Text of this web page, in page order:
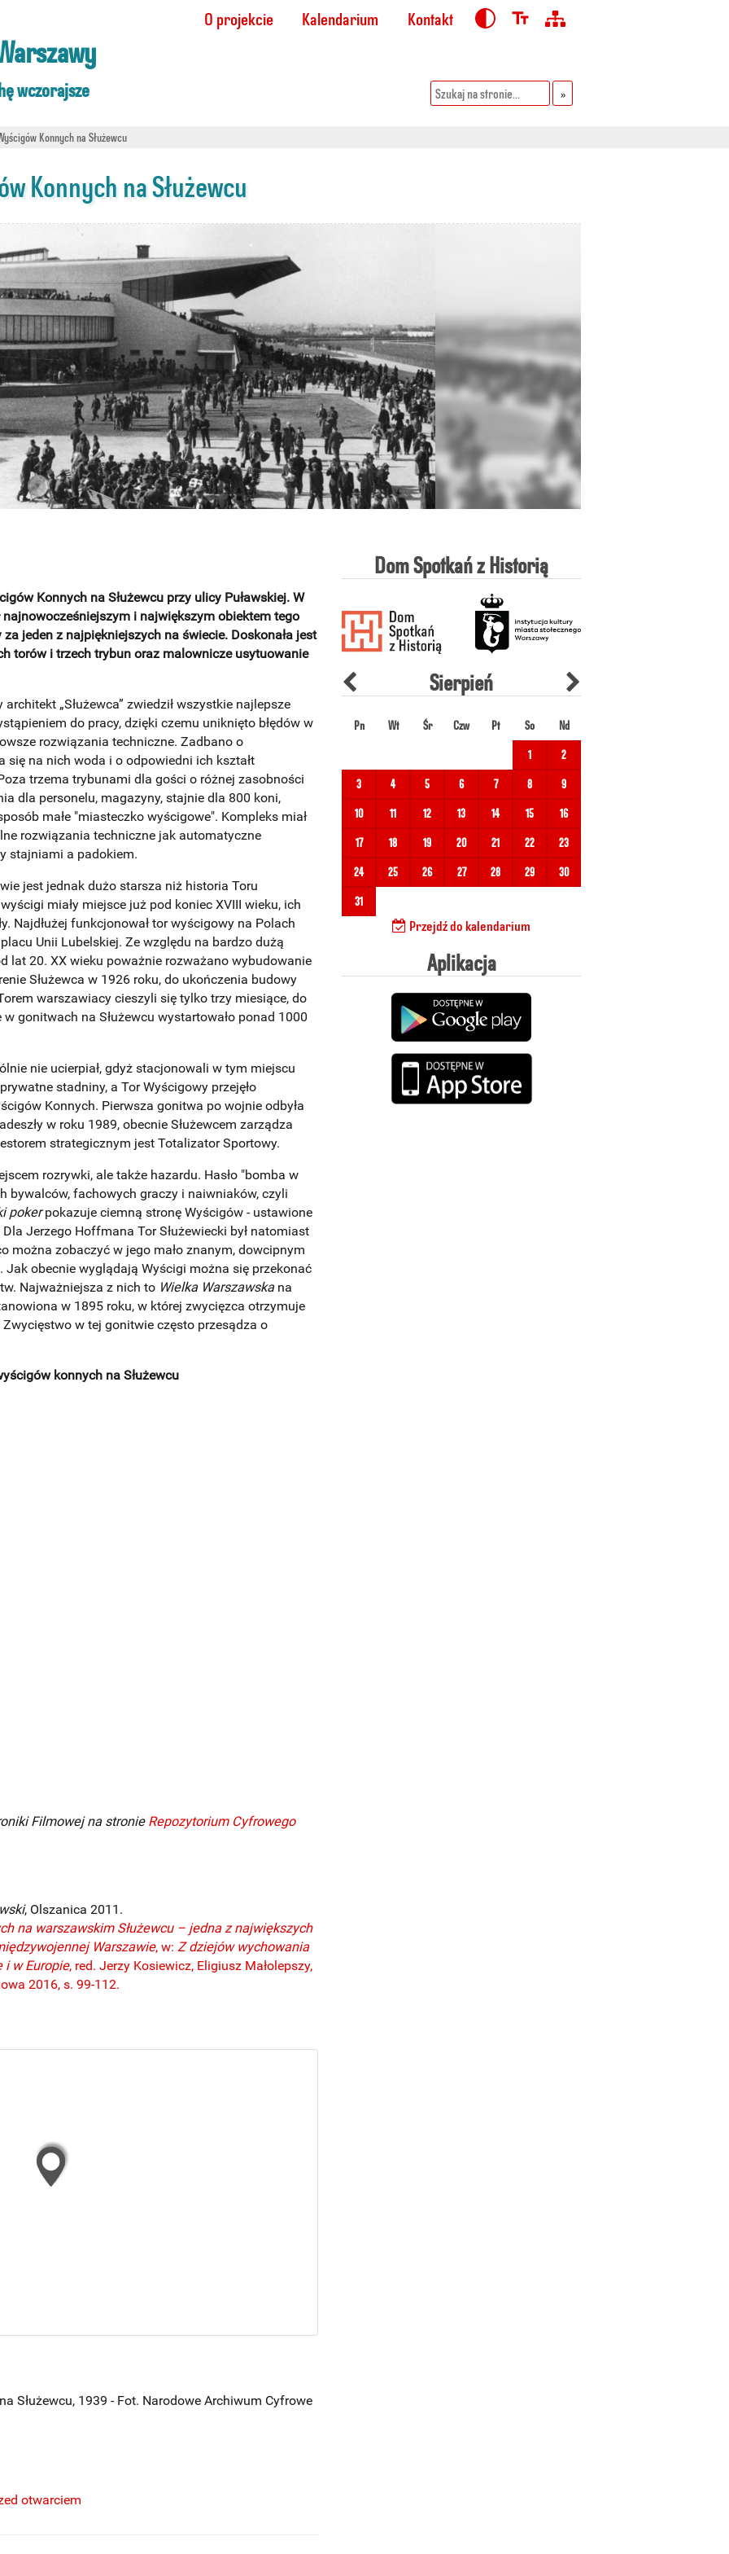
wczorajsze search submit
O projekcie Kalendarium Kontakt KontrastCzcionkaMapa
Konnych na Służewcu
Konnych na Służewcu
Konnych na Służewcu przy ulicy Puławskiej. W
najnowocześniejszym i największym obiektem tego
jeden z najpiękniejszych na świecie. Doskonała jest
torów i trzech trybun oraz malownicze usytuowanie
„Służewca” zwiedził wszystkie najlepsze
do pracy, dzięki czemu uniknięto błędów w
rozwiązania techniczne. Zadbano o
się na nich woda i o odpowiedni ich kształt
trzema trybunami dla gości o różnej zasobności
dla personelu, magazyny, stajnie dla 800 koni,
małe "miasteczko wyścigowe". Kompleks miał
rozwiązania techniczne jak automatyczne
stajniami a padokiem.
jest jednak dużo starsza niż historia Toru
miały miejsce już pod koniec XVIII wieku, ich
Najdłużej funkcjonował tor wyścigowy na Polach
Unii Lubelskiej. Ze względu na bardzo dużą
lat 20. XX wieku poważnie rozważano wybudowanie
Służewca w 1926 roku, do ukończenia budowy
warszawiacy cieszyli się tylko trzy miesiące, do
gonitwach na Służewcu wystartowało ponad 1000
nie ucierpiał, gdyż stacjonowali w tym miejscu
stadniny, a Tor Wyścigowy przejęło
Konnych. Pierwsza gonitwa po wojnie odbyła
w roku 1989, obecnie Służewcem zarządza
strategicznym jest Totalizator Sportowy.
rozrywki, ale także hazardu. Hasło "bomba w
bywalców, fachowych graczy i naiwniaków, czyli
pokerpokazuje ciemną stronę Wyścigów - ustawione
Jerzego Hoffmana Tor Służewiecki był natomiast
można zobaczyć w jego mało znanym, dowcipnym
Jak obecnie wyglądają Wyścigi można się przekonać
Najważniejsza z nich to Wielka Warszawska na
w 1895 roku, w której zwycięzca otrzymuje
w tej gonitwie często przesądza o
konnych na Służewcu
Filmowej na stronie Repozytorium Cyfrowego
, Olszanica 2011.
na warszawskim Służewcu – jedna z największych
Warszawie, w: Z dziejów wychowania
i w Europie, red. Jerzy Kosiewicz, Eligiusz Małolepszy,
2016, s. 99-112.
Służewcu, 1939 - Fot. Narodowe Archiwum Cyfrowe
otwarciem
Dom Spotkań z Historią
poprzedniSierpień
Pn Wt Śr Czw Pt So Nd
1 2
3 4 5 6 7 8 9
10 11 12 13 14 15 16
17 18 19 20 21 22 23
24 25 26 27 28 29 30
31
Przejdź do kalendarium
Aplikacja